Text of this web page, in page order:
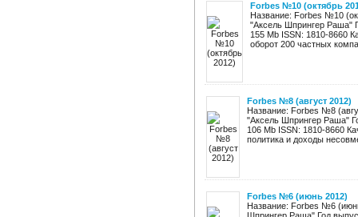
Forbes №10 (октябрь
Название: Forbes №10
"Аксель Шпрингер Раша"
155 Mb ISSN: 1810-8660
оборот 200 частных
Forbes №8 (август 2012)
Название: Forbes №8
"Аксель Шпрингер Раша"
106 Mb ISSN: 1810-8660
политика и доходы
Forbes №6 (июнь 2012)
Название: Forbes №6